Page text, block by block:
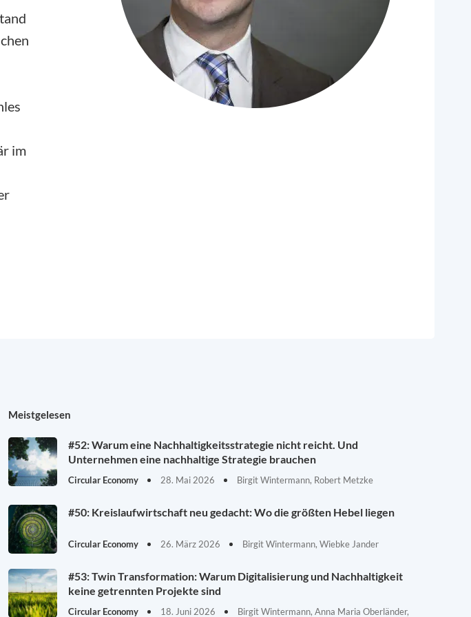
im
Meistgelesen
#52: Warum eine Nachhaltigkeitsstrategie nicht reicht. Und
Unternehmen eine nachhaltige Strategie brauchen
Circular Economy 28. Mai 2026 Birgit Wintermann, Robert Metzke
#50: Kreislaufwirtschaft neu gedacht: Wo die größten Hebel liegen
Circular Economy 26. März 2026 Birgit Wintermann, Wiebke Jander
#53: Twin Transformation: Warum Digitalisierung und Nachhaltigkeit
keine getrennten Projekte sind
Circular Economy 18. Juni 2026 Birgit Wintermann, Anna Maria Oberländer,